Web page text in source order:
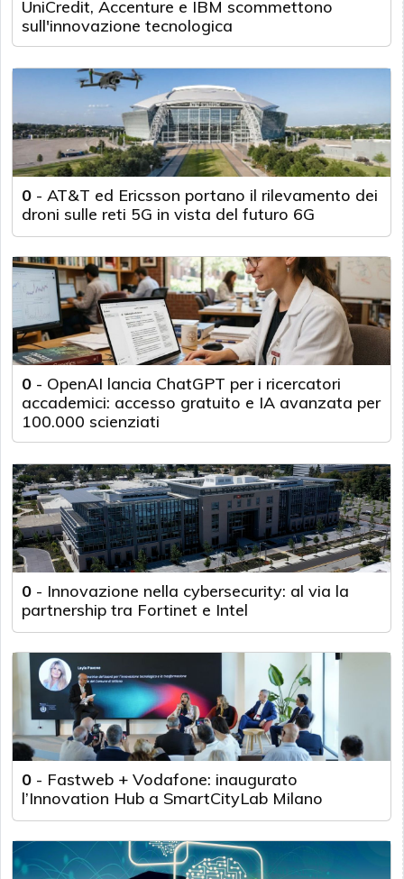
UniCredit, Accenture e IBM scommettono
sull'innovazione tecnologica
0 - AT&T ed Ericsson portano il rilevamento dei
droni sulle reti 5G in vista del futuro 6G
0 - OpenAI lancia ChatGPT per i ricercatori
accademici: accesso gratuito e IA avanzata per
100.000 scienziati
0 - Innovazione nella cybersecurity: al via la
partnership tra Fortinet e Intel
0 - Fastweb + Vodafone: inaugurato
l’Innovation Hub a SmartCityLab Milano